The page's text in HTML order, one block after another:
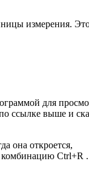
измерения.
для
ссылке выше и
она откроется,
комбинацию Ctrl+R .